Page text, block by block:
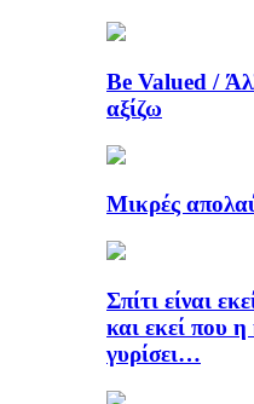
Be Valued /
αξίζω
Μικρές
Σπίτι είναι
και εκεί που
γυρίσει…